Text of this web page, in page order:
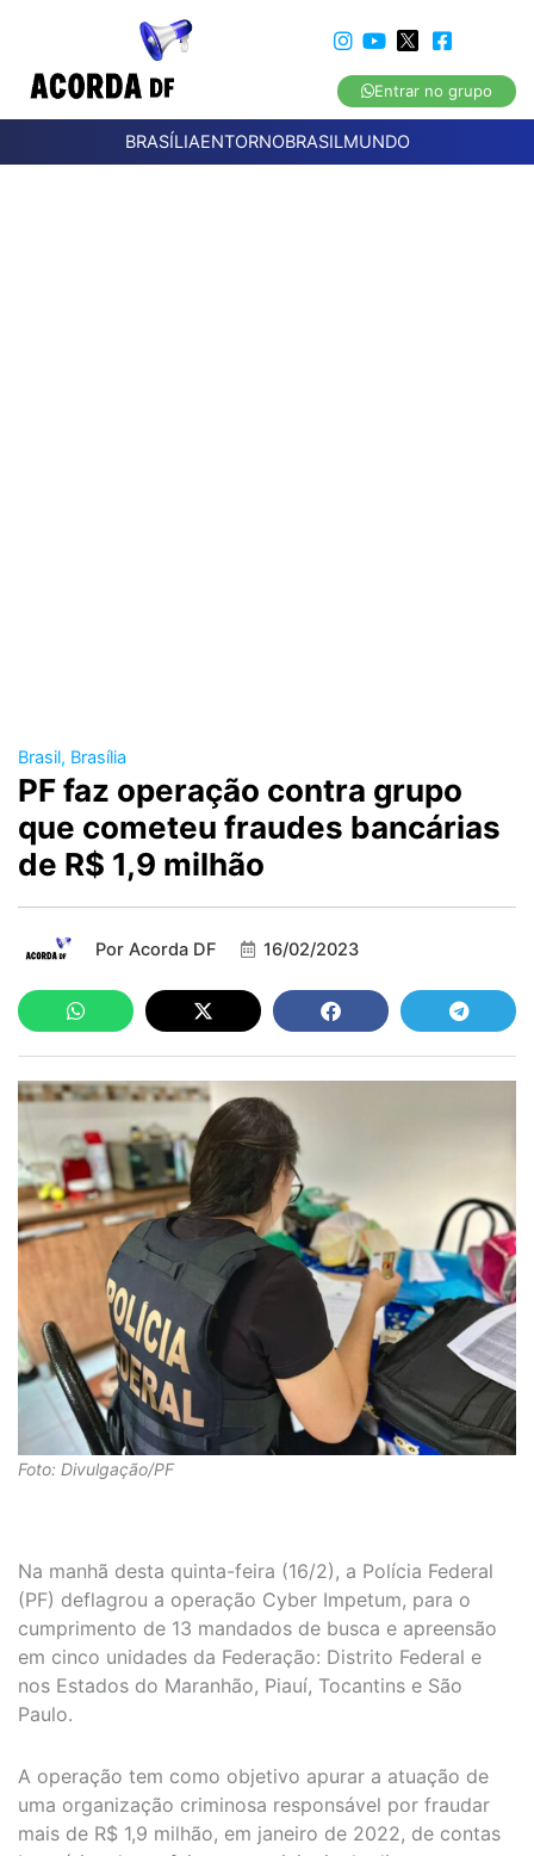
Entrar no grupo
BRASÍLIAENTORNOBRASILMUNDO
Brasil, Brasília
PF faz operação contra grupo
que cometeu fraudes bancárias
de R$ 1,9 milhão
Por Acorda DF 16/02/2023
Foto: Divulgação/PF
Na manhã desta quinta-feira (16/2), a Polícia Federal
(PF) deflagrou a operação Cyber Impetum, para o
cumprimento de 13 mandados de busca e apreensão
em cinco unidades da Federação: Distrito Federal e
nos Estados do Maranhão, Piauí, Tocantins e São
Paulo.
A operação tem como objetivo apurar a atuação de
uma organização criminosa responsável por fraudar
mais de R$ 1,9 milhão, em janeiro de 2022, de contas